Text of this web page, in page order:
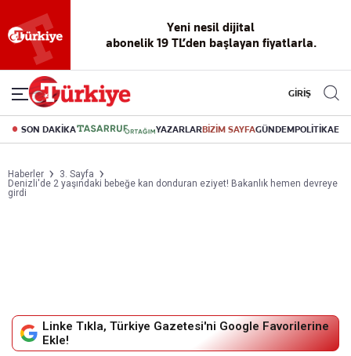
okuma
deneyimi
dijital arşiv
Akıllı haber
asistanı
Eski gazeteleri
indirme
canlı soru
cevap
GİRİŞ
SON DAKİKA YAZARLARBİZİM SAYFAGÜNDEMPOLİTİKA
Haberler
3. Sayfa
Denizli'de 2 yaşındaki bebeğe kan donduran eziyet! Bakanlık hemen devreye
girdi
Linke Tıkla, Türkiye Gazetesi'ni Google Favorilerine
Ekle!